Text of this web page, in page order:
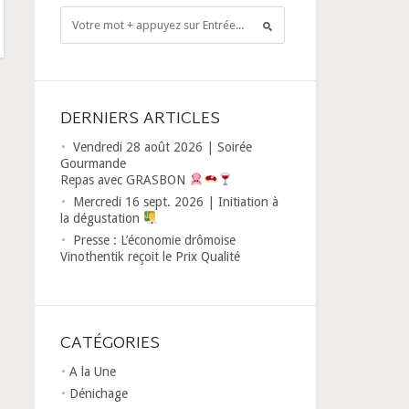
DERNIERS ARTICLES
Vendredi 28 août 2026 | Soirée
Gourmande
Repas avec GRASBON
Mercredi 16 sept. 2026 | Initiation à
la dégustation
Presse : L’économie drômoise
Vinothentik reçoit le Prix Qualité
CATÉGORIES
A la Une
Dénichage